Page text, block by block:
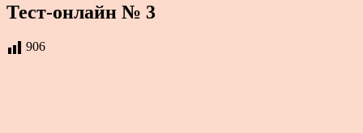
Тест-онлайн № 3
906